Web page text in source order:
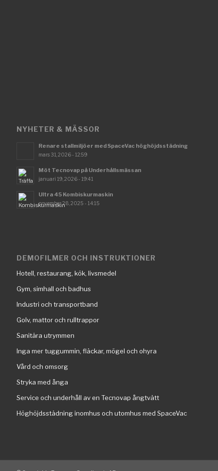
NYHETER & MÄSSOR
Renare stallmiljöer med SpaceVac höghöjdsstädning
mars 31, 2026 - 12:59
Möt Tecnovap på Underhållsmässan
januari 19, 2026 - 19:41
Ultra 45 Kombiskurmaskin
november 28, 2025 - 14:15
DEMOFILMER OCH INSTRUKTIONER
Hotell, restaurang, kök, livsmedel
Gym, simhall och badhus
Industri och transportband
Golv, mattor och rulltrappor
Sanitära utrymmen
Inga mer tuggummin, fläckar, mögel och ohyra
Vård och omsorg
Stryka med ånga
Service och underhåll av en Tecnovap ångtvätt
Höghöjdsstädning inomhus och utomhus med SpaceVac